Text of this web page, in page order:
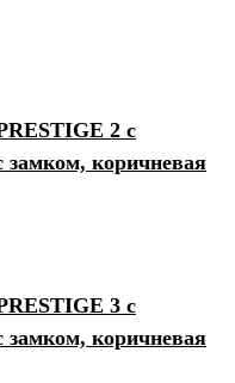
2 с
замком, коричневая
3 с
замком, коричневая